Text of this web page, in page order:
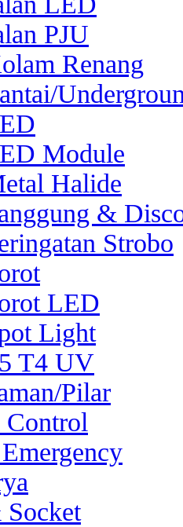
PJU
Renang
Module
Halide
&
Strobo
LED
Light
T4 UV
Pilar
Control